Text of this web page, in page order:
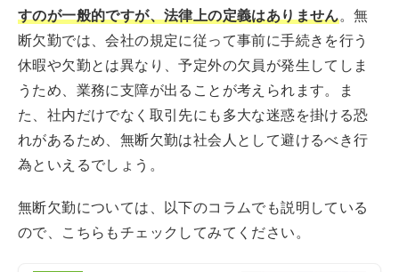
すのが一般的ですが、法律上の定義はありません。無
断欠勤では、会社の規定に従って事前に手続きを行う
休暇や欠勤とは異なり、予定外の欠員が発生してしま
うため、業務に支障が出ることが考えられます。ま
た、社内だけでなく取引先にも多大な迷惑を掛ける恐
れがあるため、無断欠勤は社会人として避けるべき行
為といえるでしょう。
無断欠勤については、以下のコラムでも説明している
ので、こちらもチェックしてみてください。